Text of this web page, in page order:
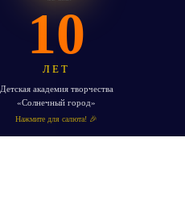
10
ЛЕТ
Детская академия творчества
«Солнечный город»
Нажмите для салюта! 🎉